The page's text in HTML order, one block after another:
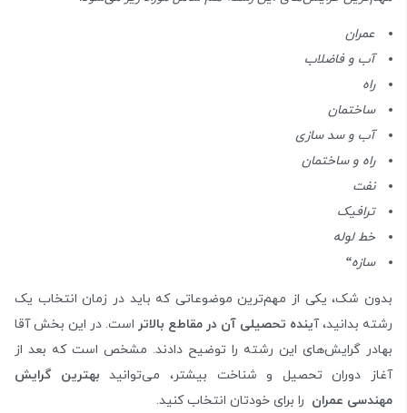
عمران
آب و فاضلاب
راه
ساختمان
آب و سد سازی
راه و ساختمان
نفت
ترافیک
خط لوله
سازه“
بدون شک، یکی از مهم‌ترین موضوعاتی که باید در زمان انتخاب یک
رشته بدانید، آینده تحصیلی آن در مقاطع بالاتر است. در این بخش آقا
بهادر گرایش‌های این رشته را توضیح دادند. مشخص است که بعد از
آغاز دوران تحصیل و شناخت بیشتر، می‌توانید بهترین گرایش
مهندسی عمران را برای خودتان انتخاب کنید.